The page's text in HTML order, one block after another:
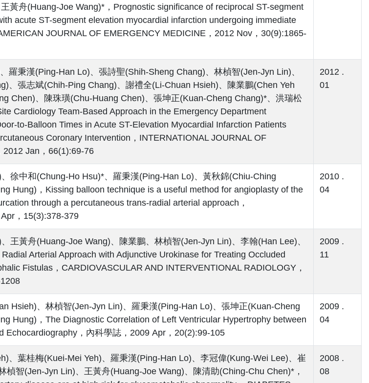
黃舟(Huang-Joe Wang)*，Prognostic significance of reciprocal ST-segment
acute ST-segment elevation myocardial infarction undergoing immediate
JOURNAL OF EMERGENCY MEDICINE，2012 Nov，30(9):1865-
羅秉漢(Ping-Han Lo)、張詩聖(Shih-Sheng Chang)、林楨智(Jen-Jyn Lin)、
、張志斌(Chih-Ping Chang)、謝禮全(Li-Chuan Hsieh)、陳業鵬(Chen Yeh
Chen)、陳珠璜(Chu-Huang Chen)、張坤正(Kuan-Cheng Chang)*、洪瑞松
Cardiology Team-Based Approach in the Emergency Department
to-Balloon Times in Acute ST-Elevation Myocardial Infarction Patients
Coronary Intervention，INTERNATIONAL JOURNAL OF
2012 Jan，66(1):69-76
2012 .
01
徐中和(Chung-Ho Hsu)*、羅秉漢(Ping-Han Lo)、黃秋錦(Chiu-Ching
Hung)，Kissing balloon technique is a useful method for angioplasty of the
through a percutaneous trans-radial arterial approach，
，15(3):378-379
2010 .
04
王黃舟(Huang-Joe Wang)、陳業鵬、林楨智(Jen-Jyn Lin)、李翰(Han Lee)、
Arterial Approach with Adjunctive Urokinase for Treating Occluded
Fistulas，CARDIOVASCULAR AND INTERVENTIONAL RADIOLOGY，
2009 .
11
Hsieh)、林楨智(Jen-Jyn Lin)、羅秉漢(Ping-Han Lo)、張坤正(Kuan-Cheng
Hung)，The Diagnostic Correlation of Left Ventricular Hypertrophy between
Echocardiography，內科學誌，2009 Apr，20(2):99-105
2009 .
04
、葉桂梅(Kuei-Mei Yeh)、羅秉漢(Ping-Han Lo)、李冠偉(Kung-Wei Lee)、崔
楨智(Jen-Jyn Lin)、王黃舟(Huang-Joe Wang)、陳清助(Ching-Chu Chen)*，
2008 .
08